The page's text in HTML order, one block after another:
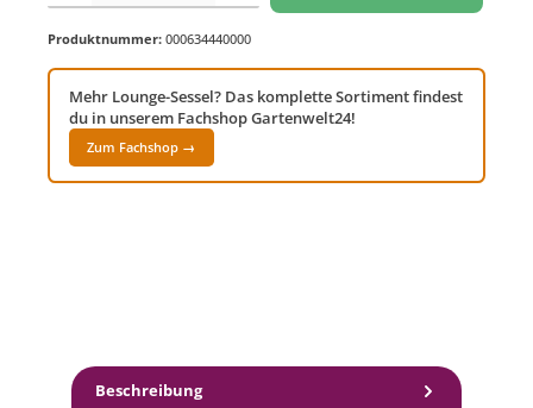
Produktnummer: 000634440000
Mehr Lounge-Sessel? Das komplette Sortiment findest
du in unserem Fachshop Gartenwelt24!
Zum Fachshop →
Beschreibung